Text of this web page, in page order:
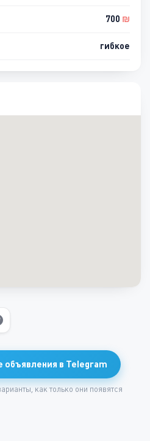
700 ₪
гибкое
объявления в Telegram
как только они появятся